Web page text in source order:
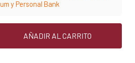
y Personal Bank
AÑADIR AL CARRITO